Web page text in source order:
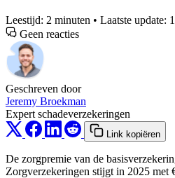
Leestijd: 2 minuten • Laatste update:
Geen reacties
Geschreven door
Jeremy Broekman
Expert schadeverzekeringen
Link kopiëren
De zorgpremie van de
Zorgverzekeringen stijgt in 2025 met